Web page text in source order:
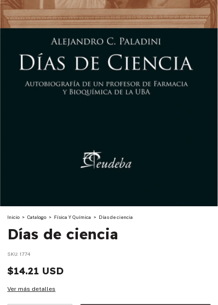
Inicio > Catalogo > Física Y Química > Días de ciencia
Días de ciencia
SKU: 1774
$14.21 USD
Ver más detalles